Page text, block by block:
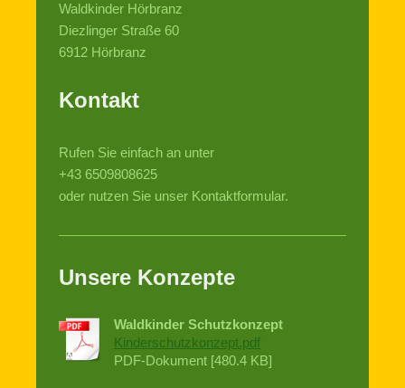
Waldkinder Hörbranz
Diezlinger Straße 60
6912 Hörbranz
Kontakt
Rufen Sie einfach an unter
+43 6509808625
oder nutzen Sie unser Kontaktformular.
Unsere Konzepte
Waldkinder Schutzkonzept
Kinderschutzkonzept.pdf
PDF-Dokument [480.4 KB]